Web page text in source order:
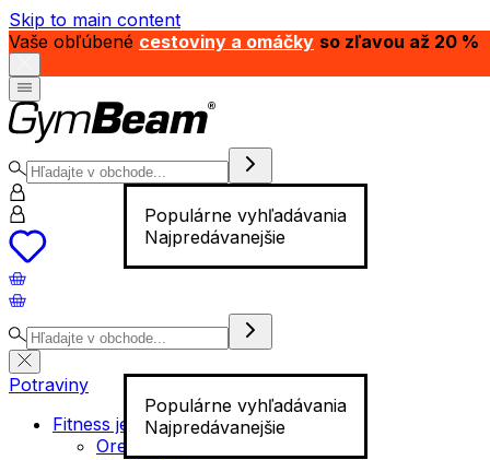
Skip to main content
Vaše obľúbené cestoviny a omáčky so zľavou až 20 %
Populárne vyhľadávania
Najpredávanejšie
Populárne vyhľadávania
Najpredávanejšie
Potraviny
Fitness jedlo
Orechy